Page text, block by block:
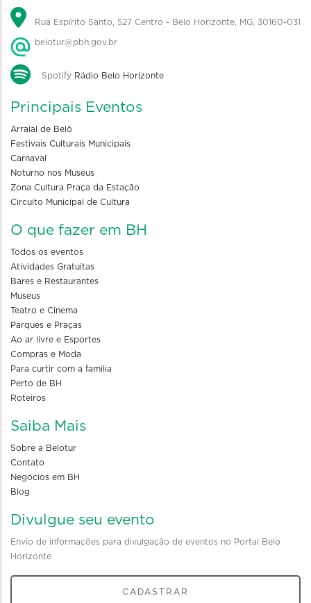
Rua Espírito Santo, 527 Centro - Belo Horizonte, MG, 30160-031
belotur@pbh.gov.br
Spotify Rádio Belo Horizonte
Principais Eventos
Arraial de Belô
Festivais Culturais Municipais
Carnaval
Noturno nos Museus
Zona Cultura Praça da Estação
Circuito Municipal de Cultura
O que fazer em BH
Todos os eventos
Atividades Gratuitas
Bares e Restaurantes
Museus
Teatro e Cinema
Parques e Praças
Ao ar livre e Esportes
Compras e Moda
Para curtir com a familia
Perto de BH
Roteiros
Saiba Mais
Sobre a Belotur
Contato
Negócios em BH
Blog
Divulgue seu evento
Envio de informações para divulgação de eventos no Portal Belo
Horizonte
CADASTRAR